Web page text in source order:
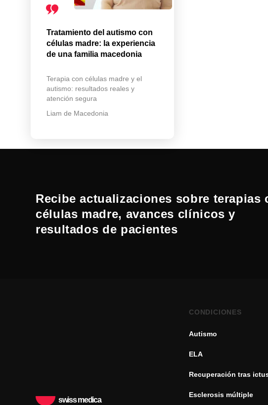
Tratamiento del autismo con
células madre: la experiencia
de una familia macedonia
Terapia con células madre y el
autismo: resultados reales y
atención segura
Liam de Macedonia
Recibe actualizaciones sobre terapias
células madre, avances clínicos y
resultados de pacientes
swiss medica
CONDICIONES
Autismo
ELA
Recuperación tras
Esclerosis múltiple